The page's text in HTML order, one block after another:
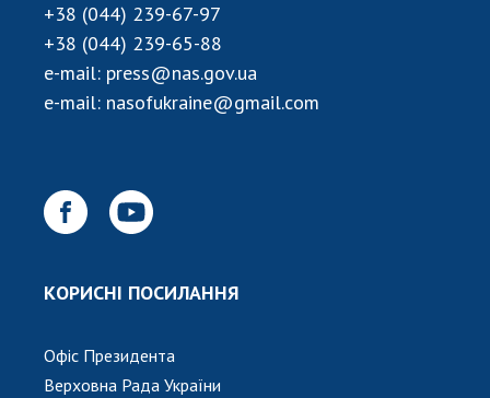
+38 (044) 239-67-97
+38 (044) 239-65-88
e-mail: press@nas.gov.ua
e-mail: nasofukraine@gmail.com
КОРИСНІ ПОСИЛАННЯ
Офіс Президента
Верховна Рада України